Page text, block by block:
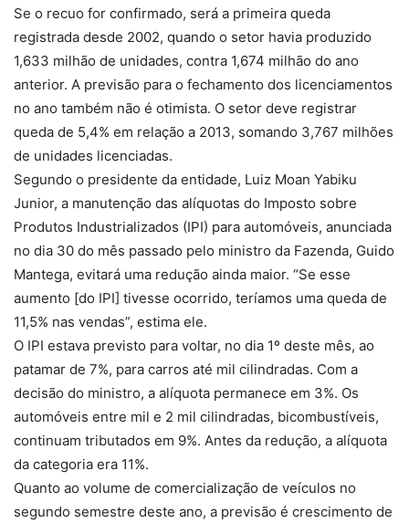
Se o recuo for confirmado, será a primeira queda
registrada desde 2002, quando o setor havia produzido
1,633 milhão de unidades, contra 1,674 milhão do ano
anterior. A previsão para o fechamento dos licenciamentos
no ano também não é otimista. O setor deve registrar
queda de 5,4% em relação a 2013, somando 3,767 milhões
de unidades licenciadas.
Segundo o presidente da entidade, Luiz Moan Yabiku
Junior, a manutenção das alíquotas do Imposto sobre
Produtos Industrializados (IPI) para automóveis, anunciada
no dia 30 do mês passado pelo ministro da Fazenda, Guido
Mantega, evitará uma redução ainda maior. “Se esse
aumento [do IPI] tivesse ocorrido, teríamos uma queda de
11,5% nas vendas”, estima ele.
O IPI estava previsto para voltar, no dia 1º deste mês, ao
patamar de 7%, para carros até mil cilindradas. Com a
decisão do ministro, a alíquota permanece em 3%. Os
automóveis entre mil e 2 mil cilindradas, bicombustíveis,
continuam tributados em 9%. Antes da redução, a alíquota
da categoria era 11%.
Quanto ao volume de comercialização de veículos no
segundo semestre deste ano, a previsão é crescimento de